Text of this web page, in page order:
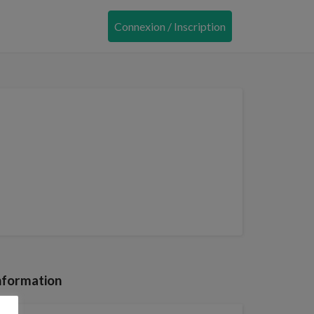
Connexion / Inscription